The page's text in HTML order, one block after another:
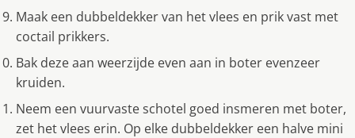
Maak een dubbeldekker van het vlees en prik vast met
coctail prikkers.
Bak deze aan weerzijde even aan in boter evenzeer
kruiden.
Neem een vuurvaste schotel goed insmeren met boter,
zet het vlees erin. Op elke dubbeldekker een halve mini